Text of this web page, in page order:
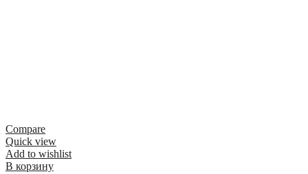
Compare
Quick view
Add to wishlist
В корзину